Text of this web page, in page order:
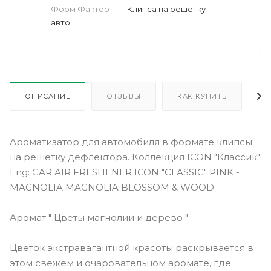
Форм Фактор — Клипса на решетку
авто
ОПИСАНИЕ ОТЗЫВЫ КАК КУПИТЬ
Ароматизатор для автомобиля в формате клипсы
на решетку дефлектора. Коллекция ICON "Классик"
Eng: CAR AIR FRESHENER ICON "CLASSIC" PINK -
MAGNOLIA MAGNOLIA BLOSSOM & WOOD
Аромат " Цветы магнолии и дерево "
Цветок экстравагантной красоты раскрывается в
этом свежем и очаровательном аромате, где